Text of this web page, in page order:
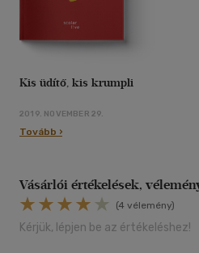
Kis üdítő, kis krumpli
2019. NOVEMBER 29.
Tovább ›
Vásárlói értékelések,
(4 vélemény)
Kérjük, lépjen be az értékeléshez!